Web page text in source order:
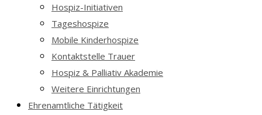
Hospiz-Initiativen
Tageshospize
Mobile Kinderhospize
Kontaktstelle Trauer
Hospiz & Palliativ Akademie
Weitere Einrichtungen
Ehrenamtliche Tätigkeit